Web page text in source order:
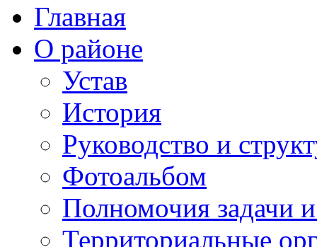
Главная
О районе
Устав
История
Руководство и
Фотоальбом
Полномочия задачи
Территориальные